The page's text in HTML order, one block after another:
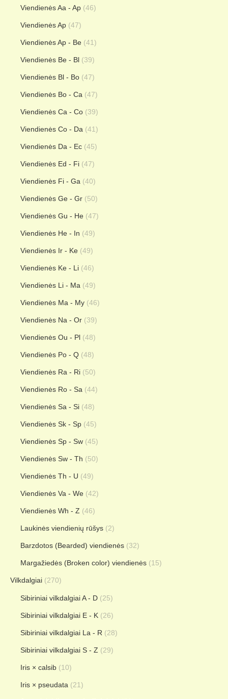
Viendienės Aa - Ap (46)
Viendienės Ap (47)
Viendienės Ap - Be (41)
Viendienės Be - Bl (39)
Viendienės Bl - Bo (47)
Viendienės Bo - Ca (47)
Viendienės Ca - Co (39)
Viendienės Co - Da (41)
Viendienės Da - Ec (45)
Viendienės Ed - Fi (47)
Viendienės Fi - Ga (40)
Viendienės Ge - Gr (50)
Viendienės Gu - He (47)
Viendienės He - In (49)
Viendienės Ir - Ke (49)
Viendienės Ke - Li (46)
Viendienės Li - Ma (49)
Viendienės Ma - My (46)
Viendienės Na - Or (39)
Viendienės Ou - Pl (48)
Viendienės Po - Q (48)
Viendienės Ra - Ri (50)
Viendienės Ro - Sa (44)
Viendienės Sa - Si (48)
Viendienės Sk - Sp (45)
Viendienės Sp - Sw (45)
Viendienės Sw - Th (50)
Viendienės Th - U (49)
Viendienės Va - We (42)
Viendienės Wh - Z (46)
Laukinės viendienių rūšys (2)
Barzdotos (Bearded) viendienės (32)
Margažiedės (Broken color) viendienės (15)
Vilkdalgiai (270)
Sibiriniai vilkdalgiai A - D (25)
Sibiriniai vilkdalgiai E - K (26)
Sibiriniai vilkdalgiai La - R (28)
Sibiriniai vilkdalgiai S - Z (29)
Iris × calsib (10)
Iris × pseudata (21)